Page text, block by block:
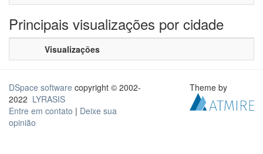
Principais visualizações por cidade
Visualizações
DSpace software copyright © 2002-
2022 LYRASIS
Entre em contato | Deixe sua
opinião
Theme by